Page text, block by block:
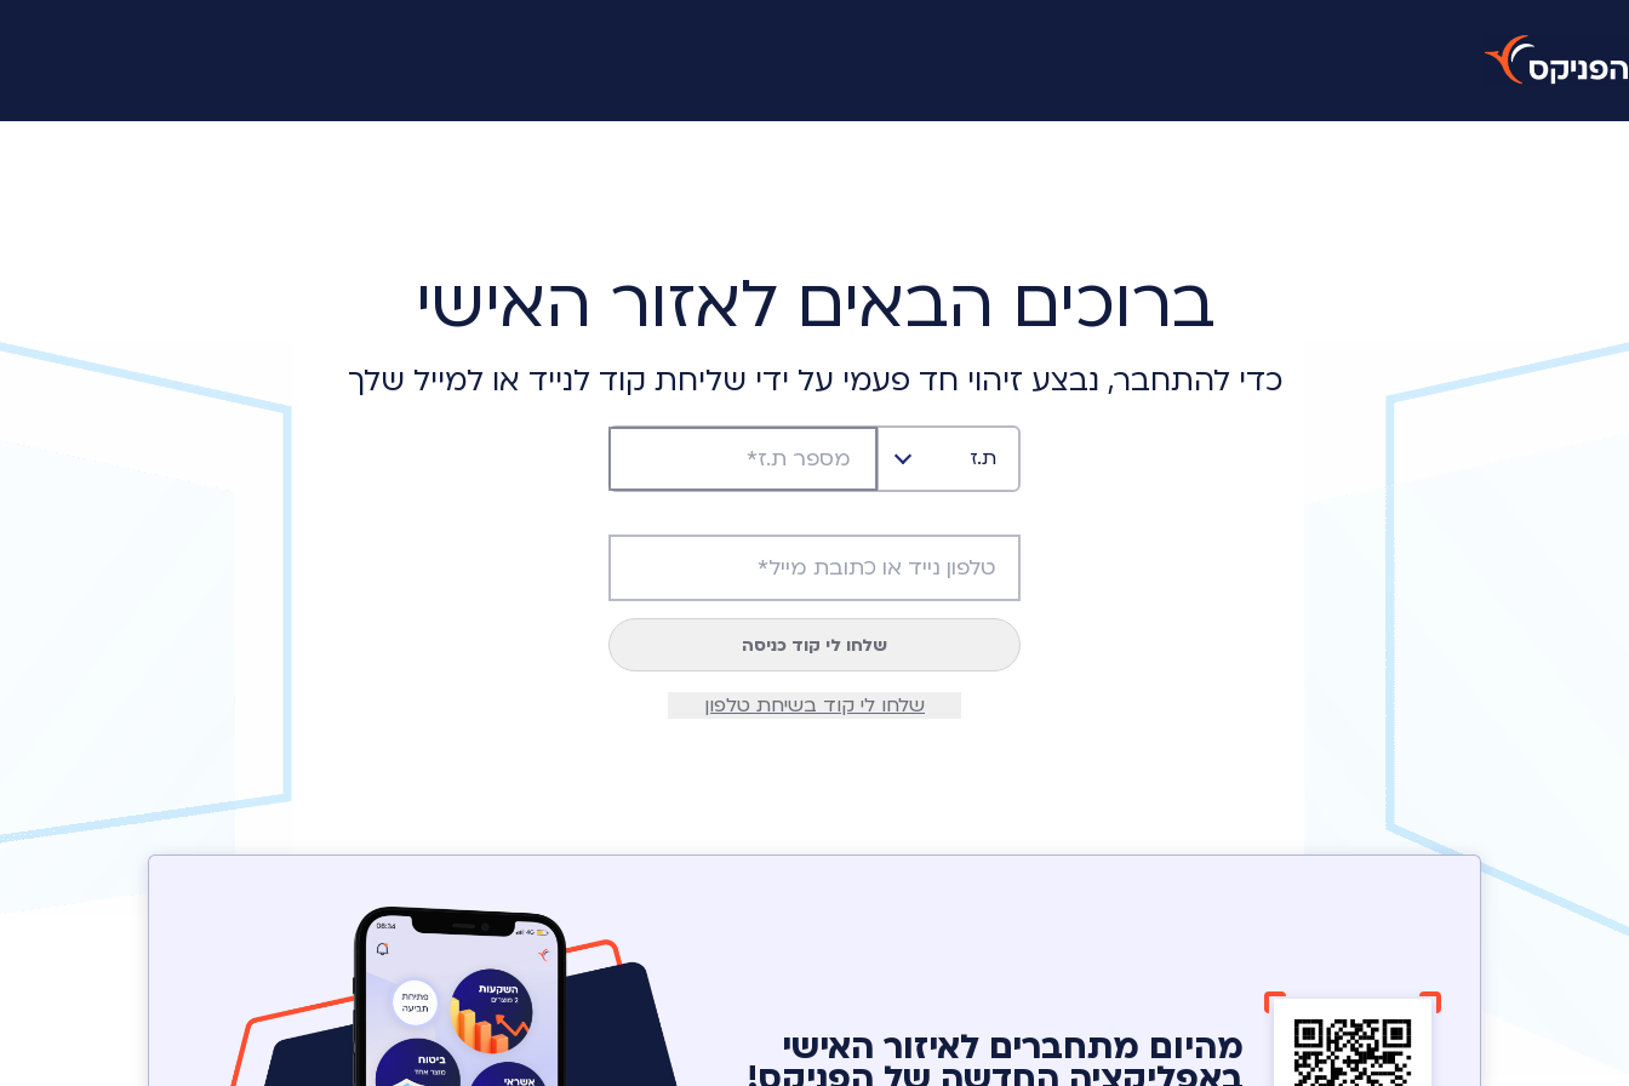
ברוכים הבאים לאזור האישי
כדי להתחבר, נבצע זיהוי חד פעמי על ידי שליחת קוד לנייד או למייל שלך
ת.ז
שלחו לי קוד כניסה
שלחו לי קוד בשיחת טלפון
מהיום מתחברים לאיזור האישי